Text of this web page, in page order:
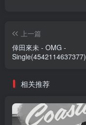
上一篇
倖田來未 - OMG -
Single(4542114637377)
相关推荐